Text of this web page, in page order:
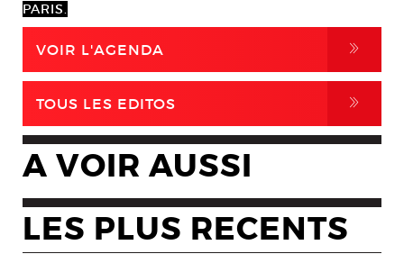
PARIS.
VOIR L'AGENDA ,
TOUS LES EDITOS ,
A VOIR AUSSI
LES PLUS RECENTS